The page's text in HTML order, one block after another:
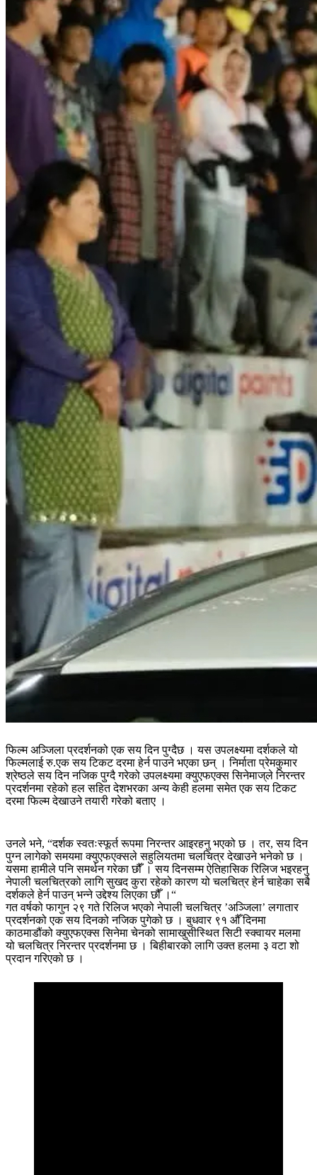
फिल्म अञ्जिला प्रदर्शनको एक सय दिन पुग्दैछ । यस उपलक्ष्यमा दर्शकले यो
फिल्मलाई रु.एक सय टिकट दरमा हेर्न पाउने भएका छन् । निर्माता प्रेमकुमार
श्रेष्ठले सय दिन नजिक पुग्दै गरेको उपलक्ष्यमा क्युएफएक्स सिनेमाज्‌ले निरन्तर
प्रदर्शनमा रहेको हल सहित देशभरका अन्य केही हलमा समेत एक सय टिकट
दरमा फिल्म देखाउने तयारी गरेको बताए ।
उनले भने, “दर्शक स्वतःस्फूर्त रूपमा निरन्तर आइरहनु भएको छ । तर, सय दिन
पुग्न लागेको समयमा क्युएफएक्सले सहुलियतमा चलचित्र देखाउने भनेको छ ।
यसमा हामीले पनि समर्थन गरेका छौँ । सय दिनसम्म ऐतिहासिक रिलिज भइरहनु
नेपाली चलचित्रको लागि सुखद कुरा रहेको कारण यो चलचित्र हेर्न चाहेका सबै
दर्शकले हेर्न पाउन् भन्ने उद्देश्य लिएका छौँ ।“
गत वर्षको फागुन २९ गते रिलिज भएको नेपाली चलचित्र ’अञ्जिला’ लगातार
प्रदर्शनको एक सय दिनको नजिक पुगेको छ । बुधवार ९१ औँ दिनमा
काठमाडौंको क्युएफएक्स सिनेमा चेनको सामाखुसीस्थित सिटी स्क्वायर मलमा
यो चलचित्र निरन्तर प्रदर्शनमा छ । बिहीबारको लागि उक्त हलमा ३ वटा शो
प्रदान गरिएको छ ।